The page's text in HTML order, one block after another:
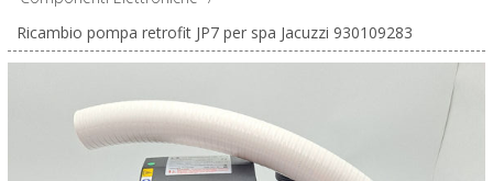
Ricambio pompa retrofit JP7 per spa Jacuzzi 930109283